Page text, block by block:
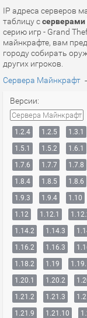
IP адреса серверов
таблицу ссерверами
серию игр - Grand
майнкрафте, вам
городу собирать
других игроков.
Сервера Майнкрафт
Версии:
Сервера Майнкрафт
1.2.4
1.2.5 1.3.1
1.5.1
1.5.2 1.6.1
1.7.6
1.7.7 1.7.8
1.8.4
1.8.5 1.8.6
1.9.3
1.9.4 1.10
1.12
1.12.1
1.14.2
1.14.3
1.16.2
1.16.3
1.18.2
1.19
1.20.1
1.20.2
1.21.2
1.21.3
1.21.9
1.21.10